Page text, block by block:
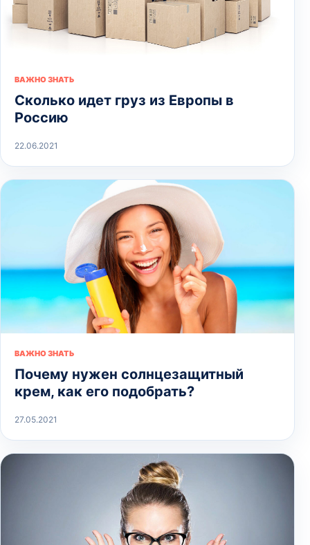
ВАЖНО ЗНАТЬ
Сколько идет груз из Европы в
Россию
22.06.2021
ВАЖНО ЗНАТЬ
Почему нужен солнцезащитный
крем, как его подобрать?
27.05.2021